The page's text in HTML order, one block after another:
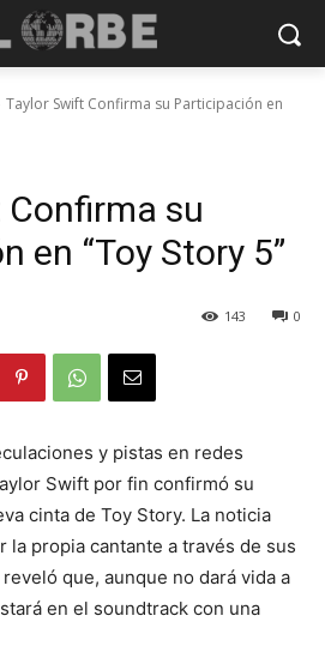
Taylor Swift Confirma su Participación en
su
en “Toy Story 5”
0
143
y pistas en redes
Swift por fin confirmó su
cinta de Toy Story. La noticia
la propia cantante a través de sus
que, aunque no dará vida a
en el soundtrack con una